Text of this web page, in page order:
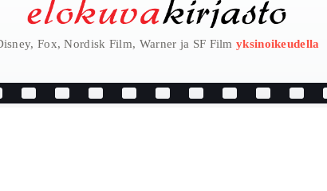
Fox, Nordisk Film, Warner ja SF Film yksinoikeudella